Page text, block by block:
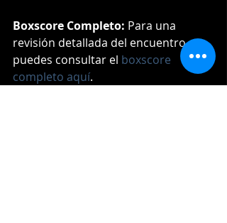
Boxscore Completo: Para una
revisión detallada del encuentro,
puedes consultar el boxscore
completo aquí.